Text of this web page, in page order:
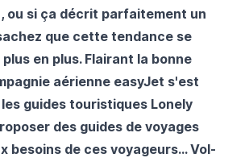
ou si ça décrit parfaitement un
que cette tendance se
en plus. Flairant la bonne
aérienne easyJet s'est
guides touristiques Lonely
des guides de voyages
besoins de ces voyageurs...Vol-